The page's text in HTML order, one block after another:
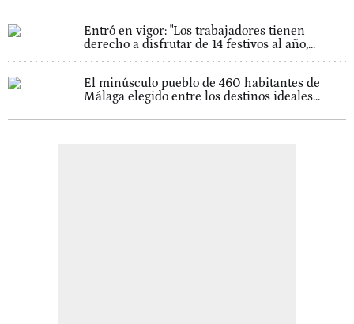
Entró en vigor: "Los trabajadores tienen
derecho a disfrutar de 14 festivos al año,...
El minúsculo pueblo de 460 habitantes de
Málaga elegido entre los destinos ideales...